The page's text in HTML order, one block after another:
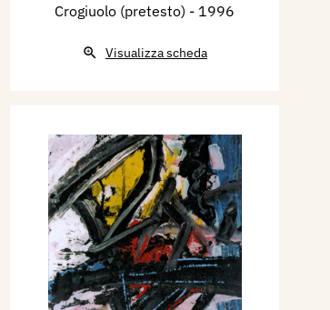
Crogiuolo (pretesto) - 1996
Visualizza scheda